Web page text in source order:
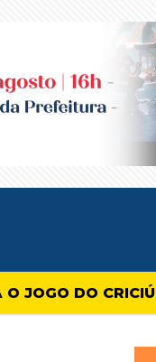
JOGO DO